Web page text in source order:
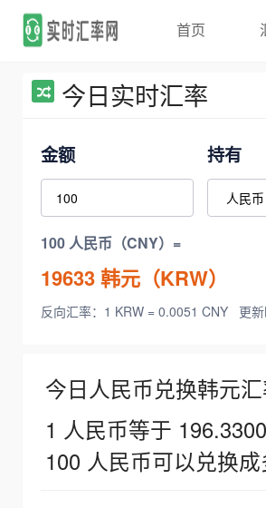
首页
今日实时汇率
金额 持有
100 人民币（CNY）=
19633韩元（KRW）
反向汇率：1 KRW = 0.0051 CNY 更
今日人民币兑换韩元汇
1 人民币等于
100 人民币可以兑换成